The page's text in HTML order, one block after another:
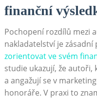
finanční
Pochopení rozdílů mezi
nakladatelství je zásadní
zorientovat ve svém
studie ukazují, že
a angažují se v
honoráře. V praxi to